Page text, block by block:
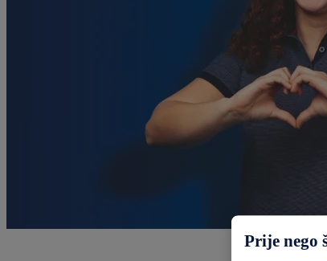
Prije nego